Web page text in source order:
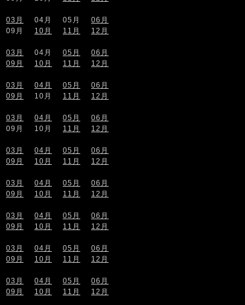
03月 04月 05月
06月
09月 10月 11月
12月
03月 04月 05月
06月
09月 10月 11月
12月
03月 04月 05月
06月
09月 10月 11月
12月
03月 04月 05月
06月
09月 10月 11月
12月
03月 04月 05月
06月
09月 10月 11月
12月
03月 04月 05月
06月
09月 10月 11月
12月
03月 04月 05月
06月
09月 10月 11月
12月
03月 04月 05月
06月
09月 10月 11月
12月
03月 04月 05月
06月
09月 10月 11月
12月